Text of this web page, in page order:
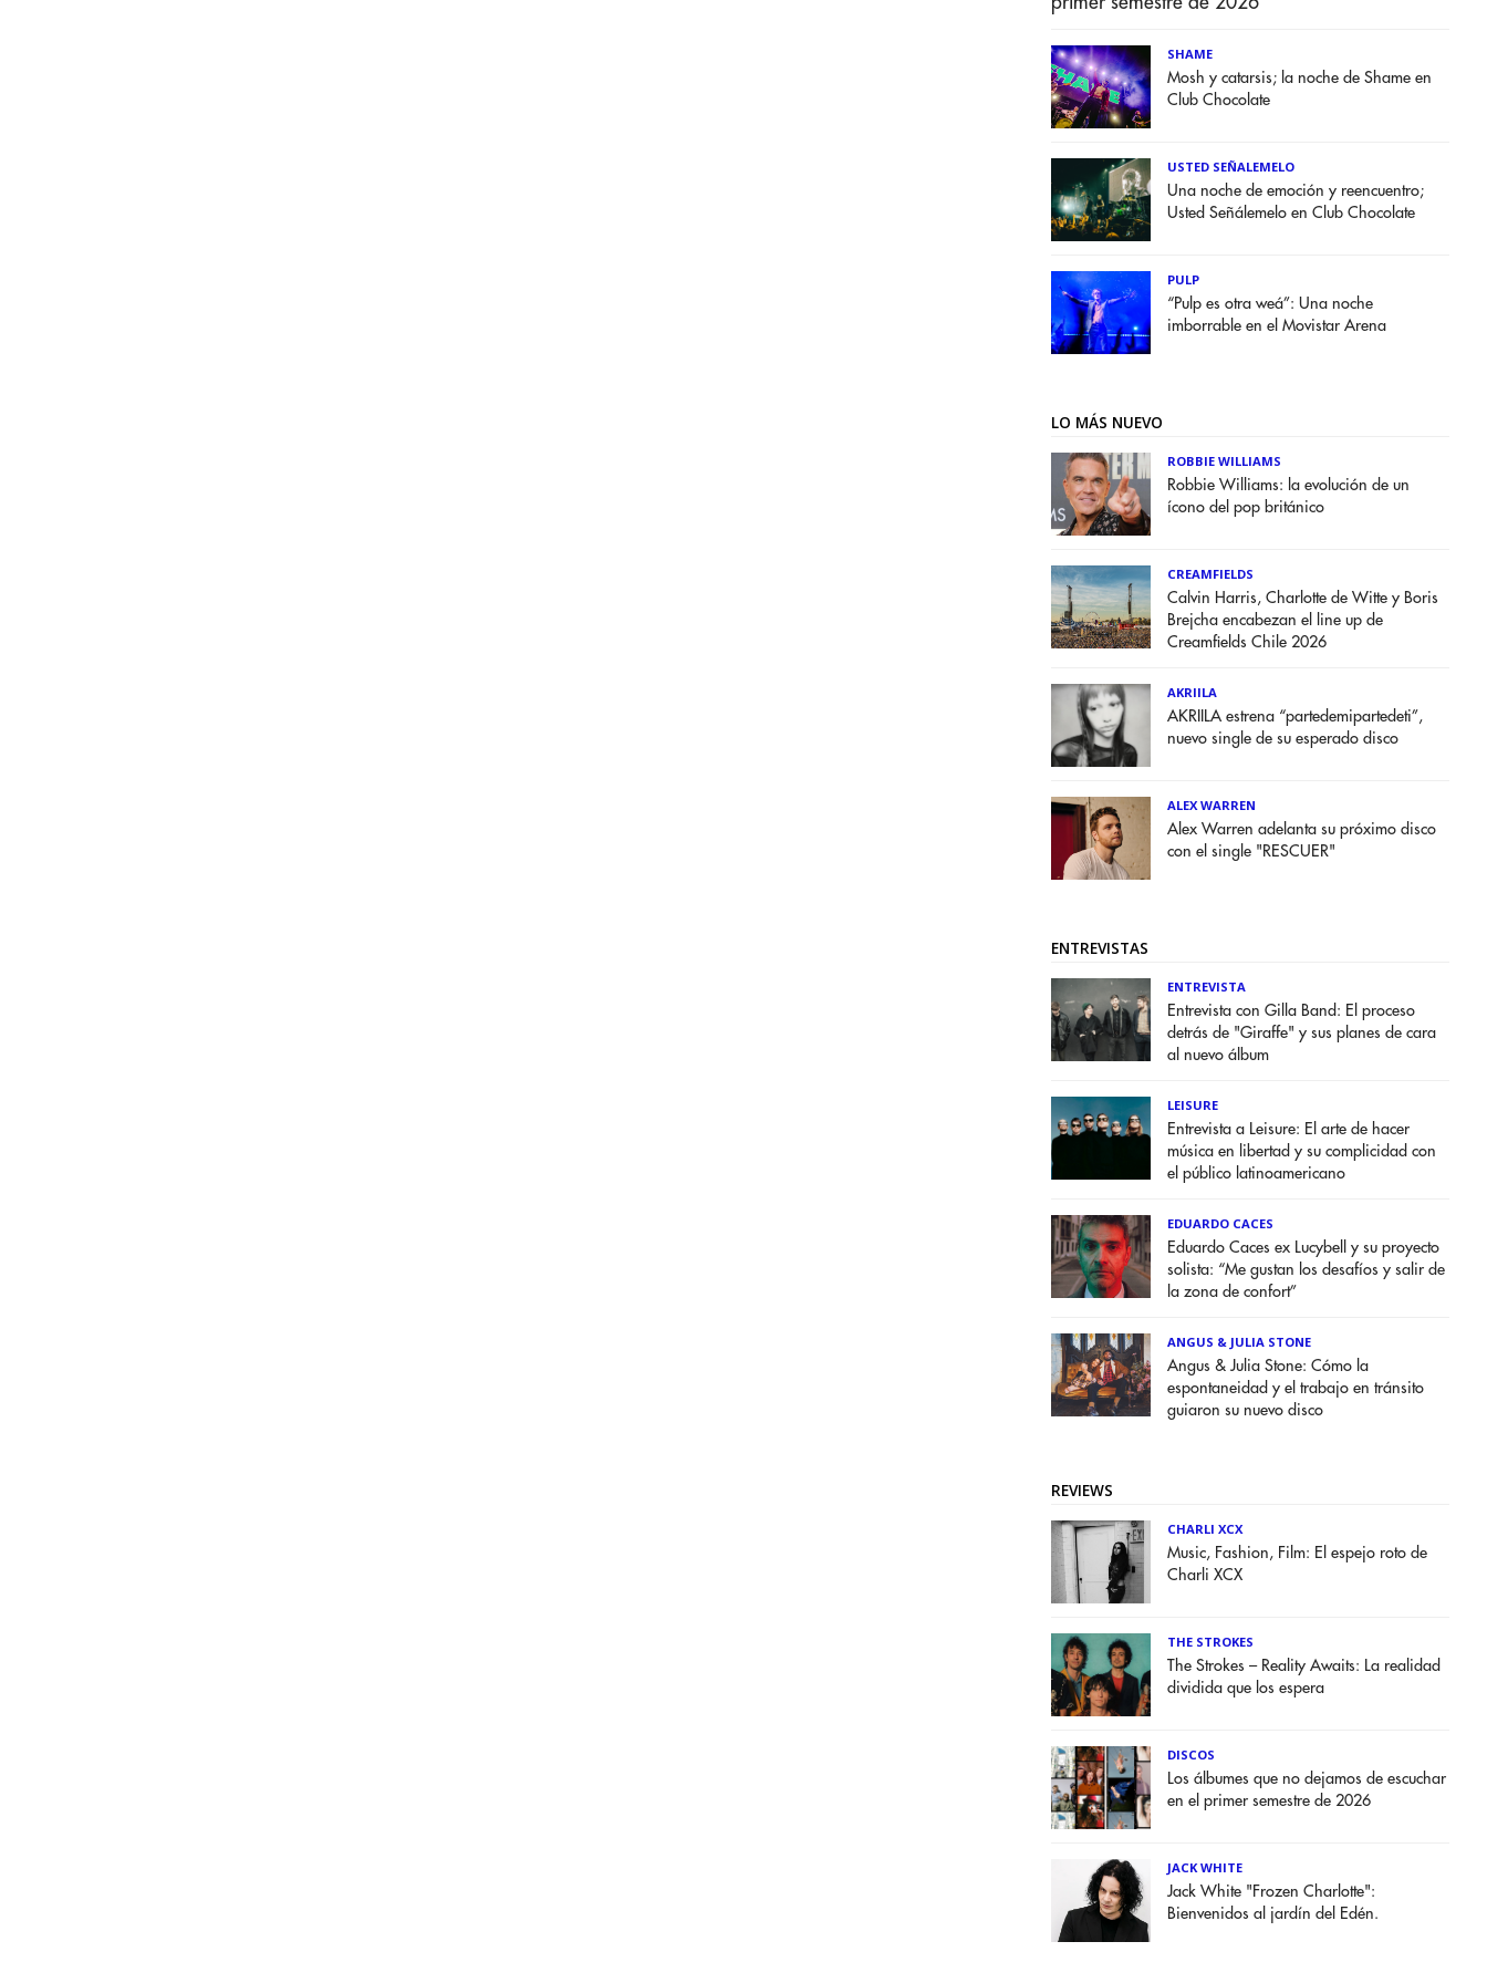
SHAME
Mosh y catarsis; la noche de Shame en
Club Chocolate
USTED SEÑALEMELO
Una noche de emoción y reencuentro;
Usted Señálemelo en Club Chocolate
PULP
“Pulp es otra weá”: Una noche
imborrable en el Movistar Arena
LO MÁS NUEVO
ROBBIE WILLIAMS
Robbie Williams: la evolución de un
ícono del pop británico
CREAMFIELDS
Calvin Harris, Charlotte de Witte y Boris
Brejcha encabezan el line up de
Creamfields Chile 2026
AKRIILA
AKRIILA estrena “partedemipartedeti”,
nuevo single de su esperado disco
ALEX WARREN
Alex Warren adelanta su próximo disco
con el single "RESCUER"
ENTREVISTAS
ENTREVISTA
Entrevista con Gilla Band: El proceso
detrás de "Giraffe" y sus planes de cara
al nuevo álbum
LEISURE
Entrevista a Leisure: El arte de hacer
música en libertad y su complicidad con
el público latinoamericano
EDUARDO CACES
Eduardo Caces ex Lucybell y su proyecto
solista: “Me gustan los desafíos y salir de
la zona de confort”
ANGUS & JULIA STONE
Angus & Julia Stone: Cómo la
espontaneidad y el trabajo en tránsito
guiaron su nuevo disco
REVIEWS
CHARLI XCX
Music, Fashion, Film: El espejo roto de
Charli XCX
THE STROKES
The Strokes – Reality Awaits: La realidad
dividida que los espera
DISCOS
Los álbumes que no dejamos de escuchar
en el primer semestre de 2026
JACK WHITE
Jack White "Frozen Charlotte":
Bienvenidos al jardín del Edén.